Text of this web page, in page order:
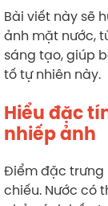
Bài viết này sẽ
ảnh mặt nước,
sáng tạo, giúp
tố tự nhiên này.
Hiểu đặc
nhiếp ảnh
Điểm đặc trưng
chiếu. Nước có